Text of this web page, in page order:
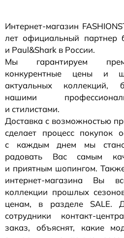
Интернет-магазин
лет официальный партнер
и Paul&Shark в России.
Мы гарантируем
конкурентные цены и
актуальных коллекций,
нашими
и стилистами.
Доставка с возможностью
сделает процесс покупок
с каждым днем мы
радовать Вас самым
и приятным шопингом.
интернет-магазина Вы
коллекции прошлых
ценам, в разделе SALE.
сотрудники контакт-центра
заказ, объяснят, какие